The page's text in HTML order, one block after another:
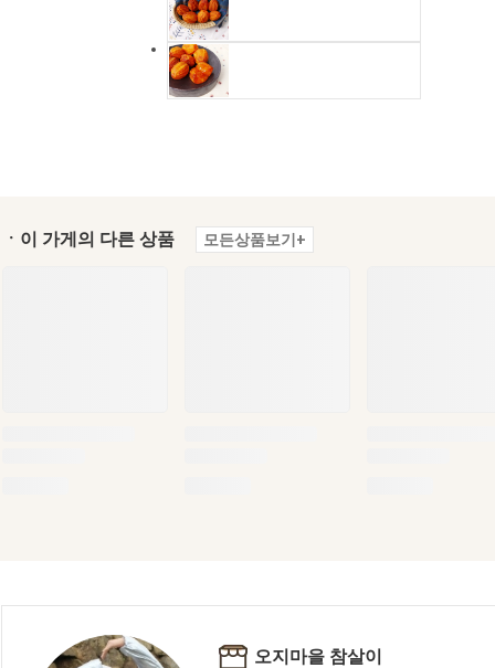
ㆍ이 가게의 다른 상품 모든상품보기+
오지마을 참살이